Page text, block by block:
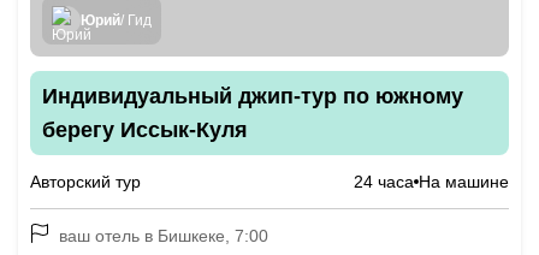
Юрий/ Гид
Индивидуальный джип-тур по южному
берегу Иссык-Куля
Авторский тур 24 часа На машине
ваш отель в Бишкеке, 7:00